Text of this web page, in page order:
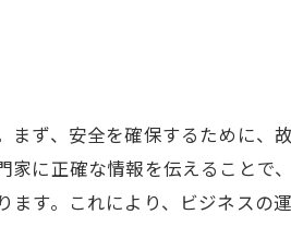
の使用上の注意点
が提案する効果的な故障診断術
障診断サービスの特徴
ぶラフォーレの技術
ず、安全を確保するために、
に正確な情報を伝えることで
す。これにより、ビジネスの